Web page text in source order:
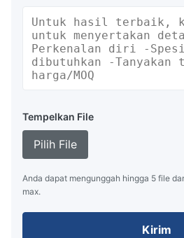
Tempelkan File
Pilih File
Anda dapat mengunggah hingga 5 file
max.
Kirim